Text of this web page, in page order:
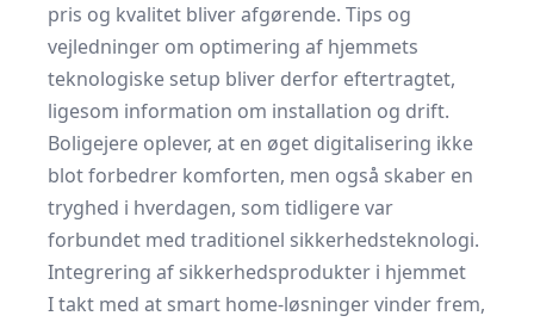
pris og kvalitet bliver afgørende. Tips og
vejledninger om optimering af hjemmets
teknologiske setup bliver derfor eftertragtet,
ligesom information om installation og drift.
Boligejere oplever, at en øget digitalisering ikke
blot forbedrer komforten, men også skaber en
tryghed i hverdagen, som tidligere var
forbundet med traditionel sikkerhedsteknologi.
Integrering af sikkerhedsprodukter i hjemmet
I takt med at smart home-løsninger vinder frem,